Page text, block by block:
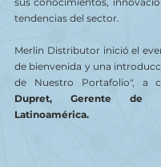
tendencias del sector.
Merlin Distributor inició el
de bienvenida y una
de Nuestro Portafolio", a
Dupret, Gerente de
Latinoamérica.